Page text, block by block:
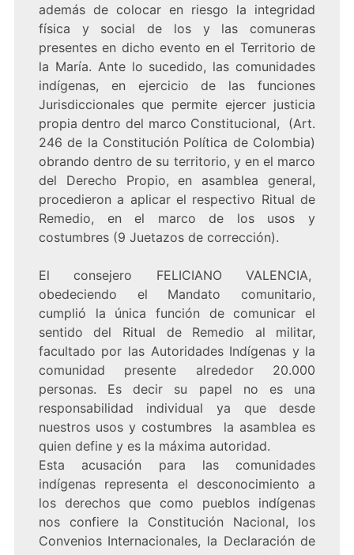
además de colocar en riesgo la integridad
física y social de los y las comuneras
presentes en dicho evento en el Territorio de
la María. Ante lo sucedido, las comunidades
indígenas, en ejercicio de las funciones
Jurisdiccionales que permite ejercer justicia
propia dentro del marco Constitucional, (Art.
246 de la Constitución Política de Colombia)
obrando dentro de su territorio, y en el marco
del Derecho Propio, en asamblea general,
procedieron a aplicar el respectivo Ritual de
Remedio, en el marco de los usos y
costumbres (9 Juetazos de corrección).
El consejero FELICIANO VALENCIA,
obedeciendo el Mandato comunitario,
cumplió la única función de comunicar el
sentido del Ritual de Remedio al militar,
facultado por las Autoridades Indígenas y la
comunidad presente alrededor 20.000
personas. Es decir su papel no es una
responsabilidad individual ya que desde
nuestros usos y costumbres la asamblea es
quien define y es la máxima autoridad.
Esta acusación para las comunidades
indígenas representa el desconocimiento a
los derechos que como pueblos indígenas
nos confiere la Constitución Nacional, los
Convenios Internacionales, la Declaración de